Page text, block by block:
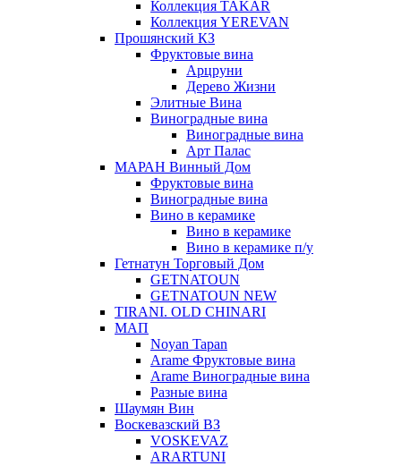
Коллекция TAKAR
Коллекция YEREVAN
Прошянский КЗ
Фруктовые вина
Арцруни
Дерево Жизни
Элитные Вина
Виноградные вина
Виноградные вина
Арт Палас
МАРАН Винный Дом
Фруктовые вина
Виноградные вина
Вино в керамике
Вино в керамике
Вино в керамике п/у
Гетнатун Торговый Дом
GETNATOUN
GETNATOUN NEW
TIRANI. OLD CHINARI
МАП
Noyan Tapan
Arame Фруктовые вина
Arame Виноградные вина
Разные вина
Шаумян Вин
Воскевазский ВЗ
VOSKEVAZ
ARARTUNI